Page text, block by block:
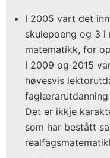
I 2005 vart det
skulepoeng og 3
matematikk, for
I 2009 og 2015
høvesvis
Det er ikkje
som har bestått